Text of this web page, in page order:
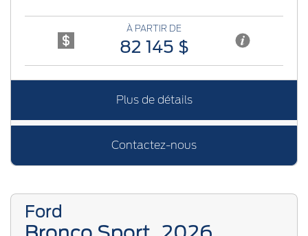
À PARTIR DE
82 145 $
Plus de détails
Contactez-nous
Ford